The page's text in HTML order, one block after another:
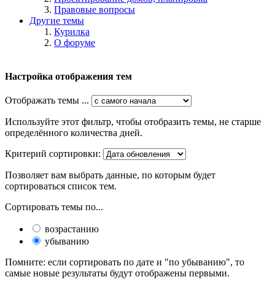
Правовые вопросы
Другие темы
Курилка
О форуме
Настройка отображения тем
Отображать темы ...
Используйте этот фильтр, чтобы отобразить темы, не старше
определённого количества дней.
Критерий сортировки:
Позволяет вам выбрать данные, по которым будет
сортироваться список тем.
Сортировать темы по...
возрастанию
убыванию
Помните: если сортировать по дате и "по убыванию", то
самые новые результаты будут отображены первыми.